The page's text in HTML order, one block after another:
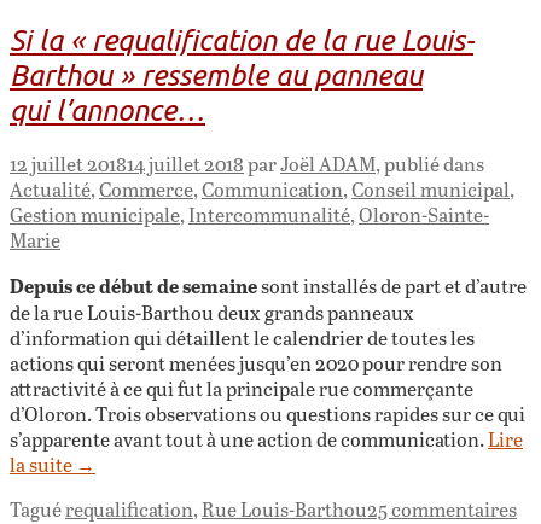
Si la « requalification de la rue Louis-
Barthou » ressemble au panneau
qui l’annonce…
12 juillet 201814 juillet 2018parJoël ADAM, publié dans
Actualité,Commerce,Communication,Conseil municipal,
Gestion municipale,Intercommunalité,Oloron-Sainte-
Marie
Depuis ce début de semainesont installés de part et d’autre
de la rue Louis-Barthou deux grands panneaux
d’information qui détaillent le calendrier de toutes les
actions qui seront menées jusqu’en 2020 pour rendre son
attractivité à ce qui fut la principale rue commerçante
d’Oloron. Trois observations ou questions rapides sur ce qui
s’apparente avant tout à une action de communication.Lire
la suite →
Taguérequalification,Rue Louis-Barthou25 commentaires